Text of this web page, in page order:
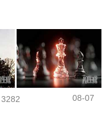
3282 08-07